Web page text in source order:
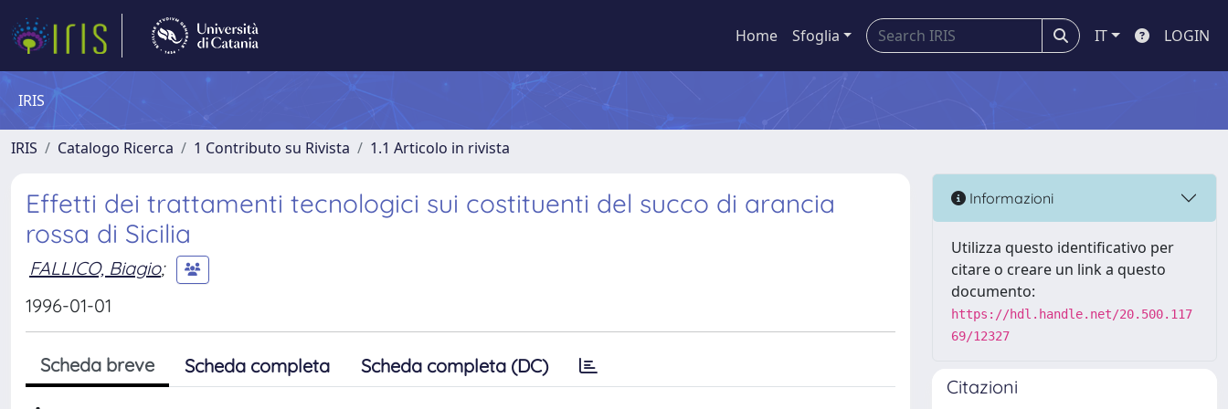
Home Sfoglia IT LOGIN
IRIS
IRIS Catalogo Ricerca 1 Contributo su Rivista 1.1 Articolo in rivista
Effetti dei trattamenti tecnologici sui costituenti del succo di arancia
rossa di Sicilia
FALLICO, Biagio;
1996-01-01
Scheda breve Scheda completa Scheda completa (DC)
Informazioni
Utilizza questo identificativo per
citare o creare un link a questo
documento:
https://hdl.handle.net/20.500.117
69/12327
Citazioni